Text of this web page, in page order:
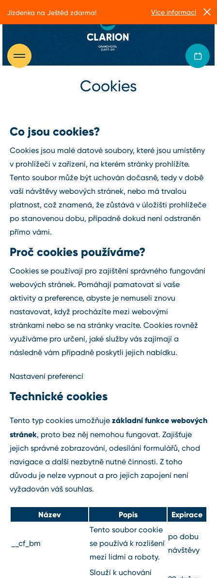
Cookies
Co jsou cookies?
Cookies jsou malé datové soubory, které jsou umístěny
v prohlížeči v zařízení, na kterém stránky prohlížíte.
Tento soubor může být uchován dočasně, tedy v době
vaší návštěvy webových stránek, nebo má trvalou
platnost, což znamená, že zůstává v úložišti prohlížeče
po stanovenou dobu, případně dokud není odstraněn
přímo vámi.
Proč cookies používáme?
Cookies se používají pro zajištění správného fungování
webových stránek. Pomáhají pamatovat si vaše
aktivity a preference, abyste je nemuseli znovu
nastavovat, když procházíte mezi webovými
stránkami nebo se na stránky vracíte. Cookies rovněž
využíváme pro určení, jaké služby vás zajímají a
následně vám případně poskytli jejich nabídku.
Nastavení preferencí
Technické cookies
Tento typ cookies umožňuje základní funkce webových
stránek, proto bez něj nemohou fungovat. Zajišťuje
jejich správné zobrazování, odesílání formulářů, chod
navigace a další nezbytně nutné činnosti. Z toho
důvodu je nelze vypnout a pro jejich zapojení není
vyžadován váš souhlas.
Název Popis Expirace
__cf_bm
Tento soubor cookie
se používá k rozlišení
mezi lidmi a roboty.
po dobu
návštěvy
Slouží k uchování
Jízdenka na Ještěd zdarma! Více informací